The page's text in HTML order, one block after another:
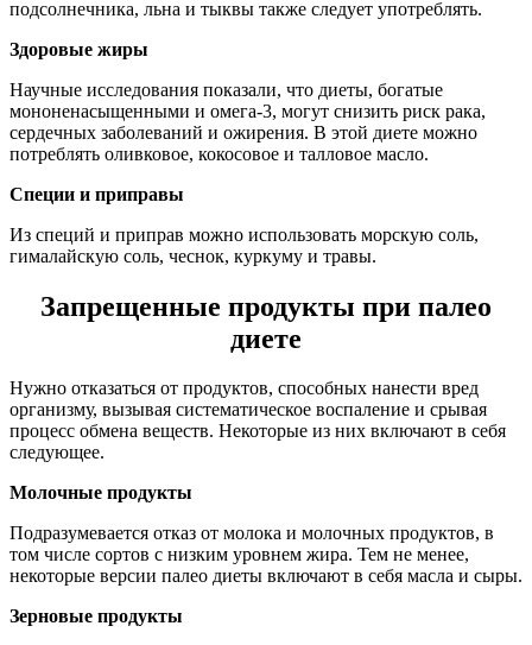
подсолнечника, льна и тыквы также следует употреблять.
Здоровые жиры
Научные исследования показали, что диеты, богатые
мононенасыщенными и омега-3, могут снизить риск рака,
сердечных заболеваний и ожирения. В этой диете можно
потреблять оливковое, кокосовое и талловое масло.
Специи и приправы
Из специй и приправ можно использовать морскую соль,
гималайскую соль, чеснок, куркуму и травы.
Запрещенные продукты при палео
диете
Нужно отказаться от продуктов, способных нанести вред
организму, вызывая систематическое воспаление и срывая
процесс обмена веществ. Некоторые из них включают в себя
следующее.
Молочные продукты
Подразумевается отказ от молока и молочных продуктов, в
том числе сортов с низким уровнем жира. Тем не менее,
некоторые версии палео диеты включают в себя масла и сыры.
Зерновые продукты